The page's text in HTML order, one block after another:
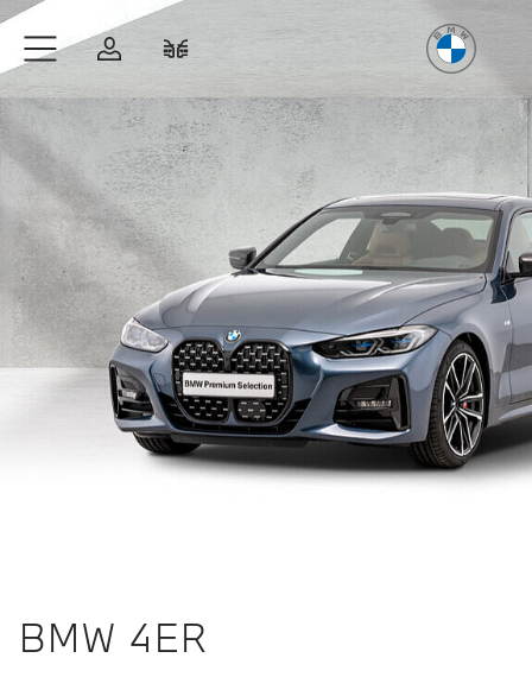
Zum Hauptinhalt springen
Anmelden
BMW 4ER